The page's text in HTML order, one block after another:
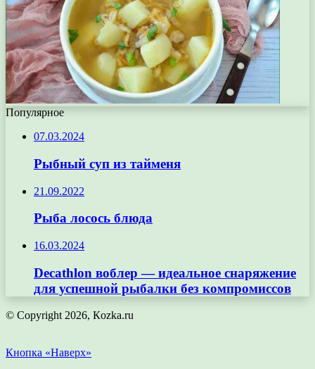
Популярное
07.03.2024
Рыбный суп из тайменя
21.09.2022
Рыба лосось блюда
16.03.2024
Decathlon воблер — идеальное снаряжение
для успешной рыбалки без компромиссов
© Copyright 2026, Кozka.ru
Кнопка «Наверх»